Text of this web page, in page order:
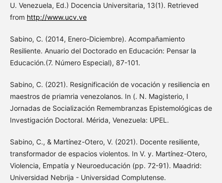
U. Venezuela, Ed.) Docencia Universitaria, 13(1). Retrieved
from http://www.ucv.ve
Sabino, C. (2014, Enero-Diciembre). Acompañamiento
Resiliente. Anuario del Doctorado en Educación: Pensar la
Educación.(7. Número Especial), 87-101.
Sabino, C. (2021). Resignificación de vocación y resiliencia en
maestros de priamria venezolanos. In (. N. Magisterio, I
Jornadas de Socialización Remembranzas Epistemológicas de
Investigación Doctoral. Mérida, Venezuela: UPEL.
Sabino, C., & Martínez-Otero, V. (2021). Docente resiliente,
transformador de espacios violentos. In V. y. Martínez-Otero,
Violencia, Empatía y Neuroeducación (pp. 72-91). Maadrid:
Universidad Nebrija - Universidad Complutense.